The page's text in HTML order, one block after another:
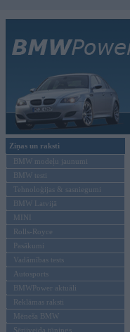
Ziņas un raksti
BMW modeļu jaunumi
BMW testi
Tehnoloģijas & sasniegumi
BMW Latvijā
MINI
Rolls-Royce
Pasākumi
Vadāmības tests
Autosports
BMWPower aktuāli
Reklāmas raksti
Mēneša BMW
Sērijveida tūnings